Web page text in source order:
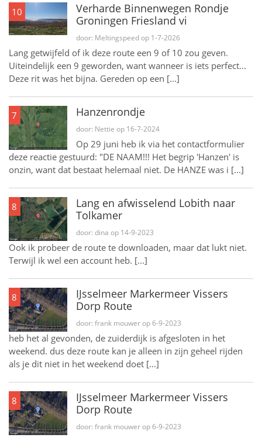
10
Verharde Binnenwegen Rondje
Groningen Friesland vi
door: Meltingspeed op 1-7-2026
Lang getwijfeld of ik deze route een 9 of 10 zou geven.
Uiteindelijk een 9 geworden, want wanneer is iets perfect...
Deze rit was het bijna. Gereden op een [...]
7 Hanzenrondje
door: Nettie op 16-7-2024
Op 29 juni heb ik via het contactformulier
deze reactie gestuurd: "DE NAAM!!! Het begrip 'Hanzen' is
onzin, want dat bestaat helemaal niet. De HANZE was i [...]
8
Lang en afwisselend Lobith naar
Tolkamer
door: dina op 14-9-2023
Ook ik probeer de route te downloaden, maar dat lukt niet.
Terwijl ik wel een account heb. [...]
8
IJsselmeer Markermeer Vissers
Dorp Route
door: frank mouwer op 6-9-2023
heb het al gevonden, de zuiderdijk is afgesloten in het
weekend. dus deze route kan je alleen in zijn geheel rijden
als je dit niet in het weekend doet [...]
8
IJsselmeer Markermeer Vissers
Dorp Route
door: frank mouwer op 6-9-2023